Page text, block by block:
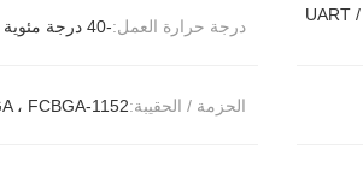
CAN و Ethernet و I²C و MMC و QSPI و SPI و UART /
درجة حرارة العمل:-40 درجة مئوية ~ 100 درجة مئوية
الحزمة / الحقيبة:1152-BBGA ، FCBGA